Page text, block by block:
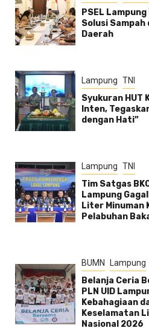
PSEL
Solusi
Daerah
Lampung TNI
Syukuran HUT
Inten,
dengan Hati”
Lampung TNI
Tim Satgas
Lampung
Liter Minuman
Pelabuhan
BUMN Lampung
Belanja Ceria
PLN UID
Kebahagiaan
Keselamatan
Nasional 2026